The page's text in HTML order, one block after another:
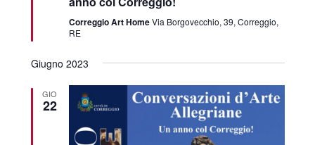
Correggio Art HomeVia Borgovecchio, 39, Correggio,
RE
Giugno 2023
GIO
22